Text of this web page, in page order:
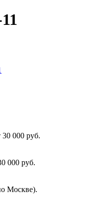
30 000 руб.
000 руб.
Москве).